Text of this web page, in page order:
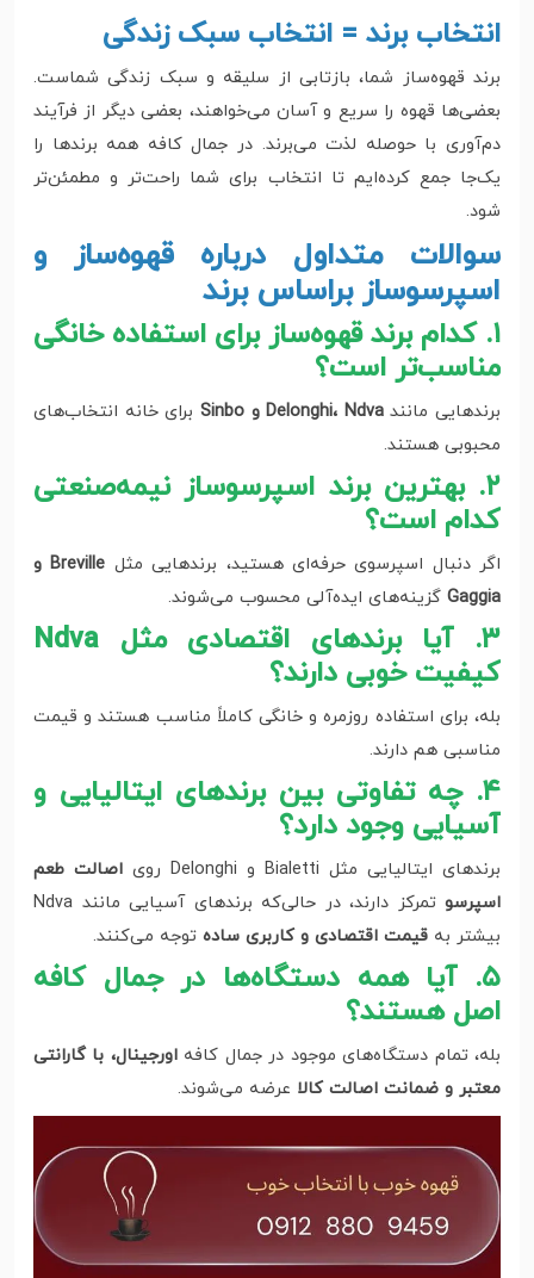
انتخاب برند = انتخاب سبک زندگی
برند قهوه‌ساز شما، بازتابی از سلیقه و سبک زندگی شماست.
بعضی‌ها قهوه را سریع و آسان می‌خواهند، بعضی دیگر از فرآیند
دم‌آوری با حوصله لذت می‌برند. در جمال کافه همه برندها را
یک‌جا جمع کرده‌ایم تا انتخاب برای شما راحت‌تر و مطمئن‌تر
شود.
سوالات متداول درباره قهوه‌ساز و
اسپرسوساز براساس برند
۱. کدام برند قهوه‌ساز برای استفاده خانگی
مناسب‌تر است؟
برندهایی مانندDelonghi، Ndva و Sinbo
برای خانه انتخاب‌های
محبوبی هستند.
۲. بهترین برند اسپرسوساز نیمه‌صنعتی
کدام است؟
اگر دنبال اسپرسوی حرفه‌ای هستید، برندهایی مثل
Breville و
Gaggia گزینه‌های ایده‌آلی محسوب می‌شوند.
۳. آیا برندهای اقتصادی مثل Ndva
کیفیت خوبی دارند؟
بله، برای استفاده روزمره و خانگی کاملاً مناسب هستند و قیمت
مناسبی هم دارند.
۴. چه تفاوتی بین برندهای ایتالیایی و
آسیایی وجود دارد؟
برندهای ایتالیایی مثل Bialetti و Delonghi روی
اصالت طعم
اسپرسو
تمرکز دارند، در حالی‌که برندهای آسیایی مانند Ndva
بیشتر به قیمت اقتصادی و کاربری ساده توجه می‌کنند.
۵. آیا همه دستگاه‌ها در جمال کافه
اصل هستند؟
بله، تمام دستگاه‌های موجود در جمال کافهاورجینال، با گارانتی
معتبر و ضمانت اصالت کالا عرضه می‌شوند.